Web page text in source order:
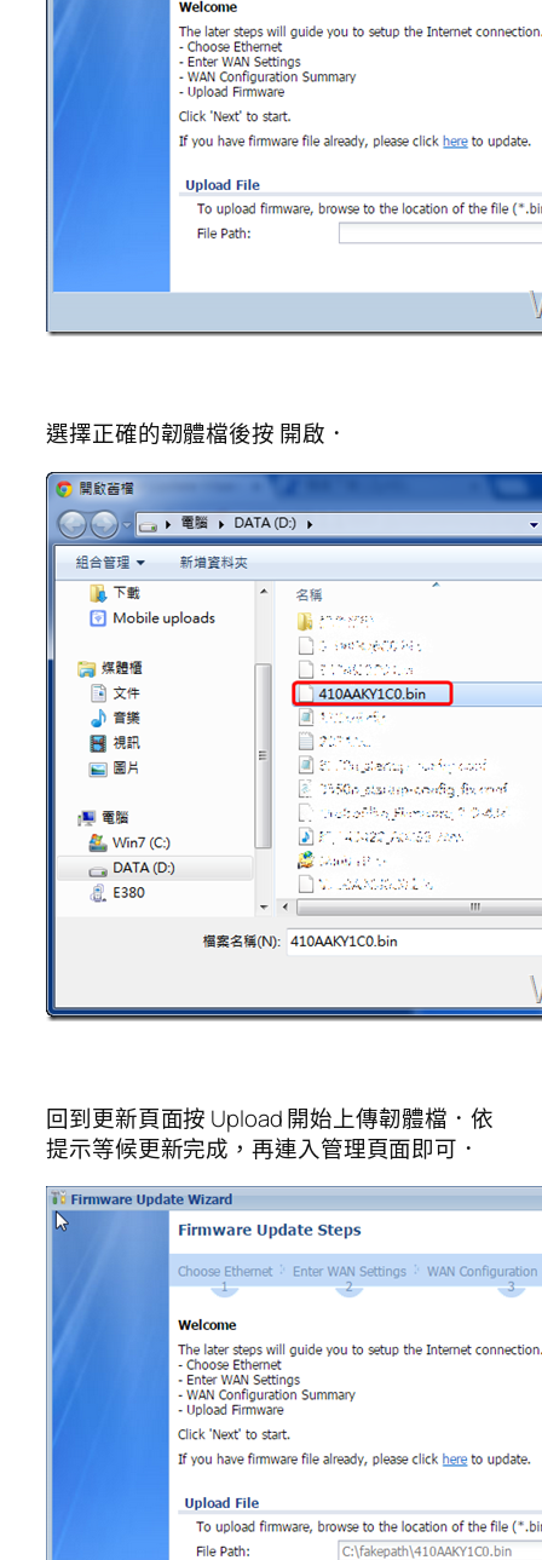
選擇正確的韌體檔後按 開啟．
回到更新頁面按 Upload 開始上傳韌體檔．依
提示等候更新完成，再連入管理頁面即可．